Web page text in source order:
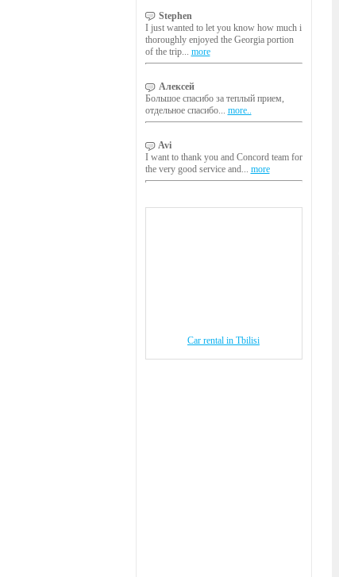
Stephen
I just wanted to let you know how much i
thoroughly enjoyed the Georgia portion
of the trip... more
Алексей
Большое спасибо за теплый прием,
отдельное спасибо... more..
Avi
I want to thank you and Concord team for
the very good service and... more
Car rental in Tbilisi